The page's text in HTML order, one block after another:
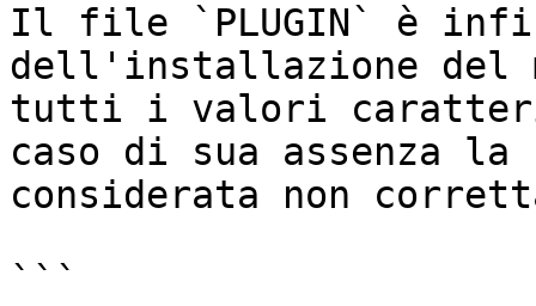
Il file `PLUGIN` è
dell'installazione del
tutti i valori
caso di sua assenza la
considerata non
```